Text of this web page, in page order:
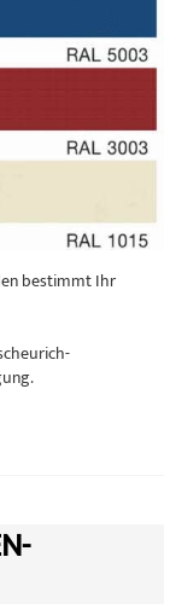
bestimmt Ihr